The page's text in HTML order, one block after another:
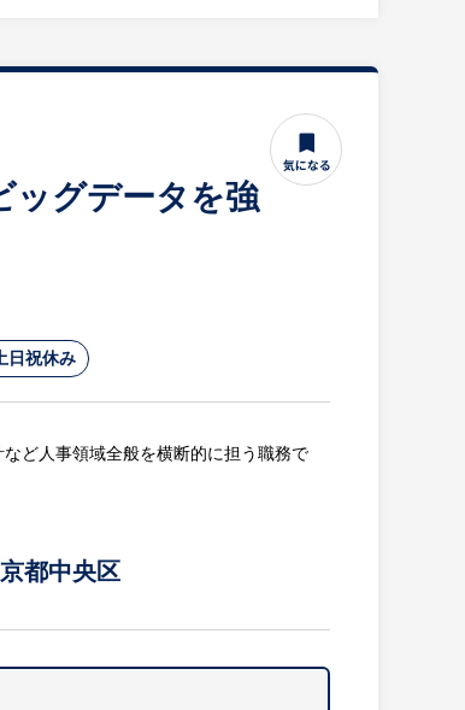
ッグデータを強
日祝休み
ど人事領域全般を横断的に担う職務で
都中央区